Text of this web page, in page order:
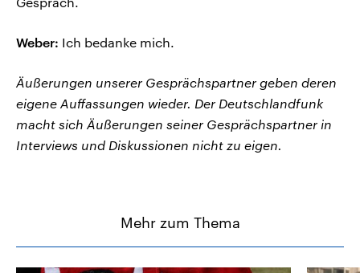
Weber: Ich bedanke mich.
Äußerungen unserer Gesprächspartner geben deren
eigene Auffassungen wieder. Der Deutschlandfunk
macht sich Äußerungen seiner Gesprächspartner in
Interviews und Diskussionen nicht zu eigen.
Mehr zum Thema